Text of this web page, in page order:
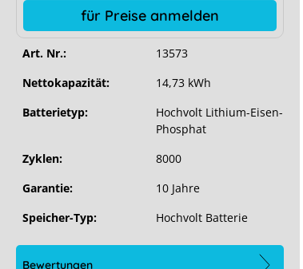
Pylontech Force H3 15,36 kWh
Art. Nr.:
13573
Nettokapazität:
14,73 kWh
Batterietyp:
Hochvolt Lithium-Eisen-
Phosphat
Zyklen:
8000
Garantie:
10 Jahre
Speicher-Typ:
Hochvolt Batterie
für Preise anmelden
Bewertungen